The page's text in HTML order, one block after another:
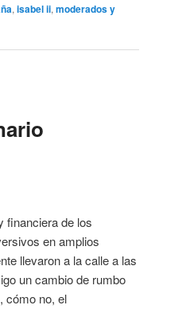
, isabel ii, moderados y
financiera de los
en amplios
llevaron a la calle a las
un cambio de rumbo
cómo no, el